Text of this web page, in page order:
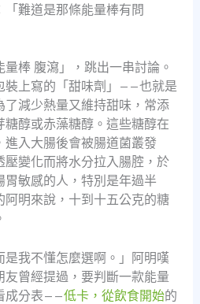
難道是那條能量棒有問
棒 腹瀉」，跳出一串討論。
裝上寫的「甜味劑」——也就是
減少熱量又維持甜味，常添
醇或赤藻糖醇。這些糖醇在
入大腸後會被腸道菌叢發
變化而將水分拉入腸腔，於
敏感的人，特別是年過半
明來說，十到十五公克的糖
是我不懂怎麼選啊。」阿明嘆
曾經提過，要判斷一款能量
成分表——低卡，從飲食開始的